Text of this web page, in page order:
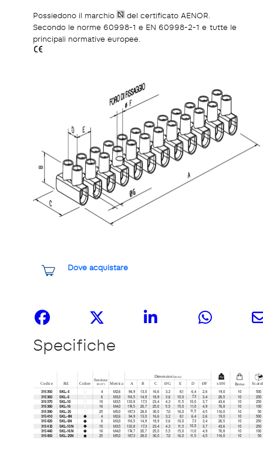
Possiedono il marchio
del certificato AENOR.
Secondo le norme 60998-1 e EN 60998-2-1 e tutte le
principali normative europee.
Dove acquistare
Specifiche